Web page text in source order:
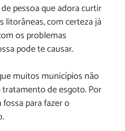
pessoa que adora curtir
litorâneas, com certeza já
os problemas
pode te causar.
muitos municípios não
de esgoto. Por
para fazer o